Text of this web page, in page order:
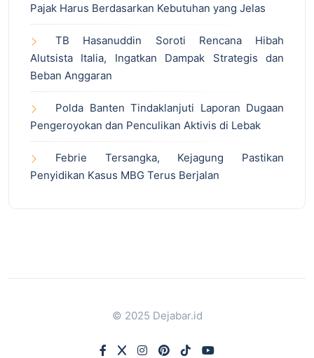
Pajak Harus Berdasarkan Kebutuhan yang Jelas
TB Hasanuddin Soroti Rencana Hibah
Alutsista Italia, Ingatkan Dampak Strategis dan
Beban Anggaran
Polda Banten Tindaklanjuti Laporan Dugaan
Pengeroyokan dan Penculikan Aktivis di Lebak
Febrie Tersangka, Kejagung Pastikan
Penyidikan Kasus MBG Terus Berjalan
© 2025 Dejabar.id